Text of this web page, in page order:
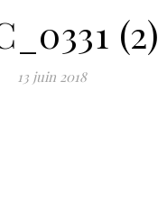
(2)
13 juin 2018